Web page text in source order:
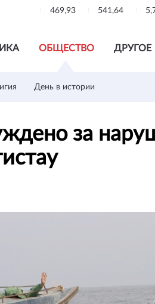
469,93 541,64
ОБЩЕСТВО ДРУГОЕ
День в истории
за